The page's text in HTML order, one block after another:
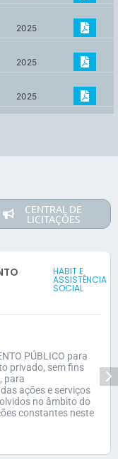
2025
2025
2025
CENTRAL DE
LICITAÇÕES
HABIT E
ASSISTÊNCIA
SOCIAL
PÚBLICO para
privado, sem fins
para
ações e serviços
no âmbito do
constantes neste